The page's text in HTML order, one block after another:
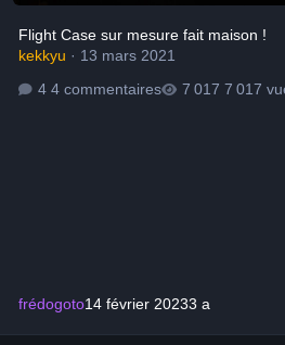
Flight Case sur mesure fait maison !
kekkyu · 13 mars 2021
4 commentaires
7 017
frédogoto14 février 20233 a